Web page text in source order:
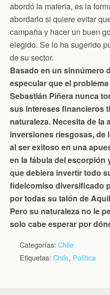
abordó la materia, es la
abordarlo si quiere evitar
campaña y hacer un buen
elegido. Se lo ha sugerido
de su sector.
Basado en un sinnúmero
especular que el
Sebastián Piñera nunca
sus intereses financieros
naturaleza. Necesita de la
inversiones riesgosas, de
al ser exitoso en una
en la fábula del escorpión
que debiera invertir todo
fideicomiso diversificado
por todas su talón de
Pero su naturaleza no le
solo cabe esperar por
Categorías: Chile
Etiquetas: Chile, Política